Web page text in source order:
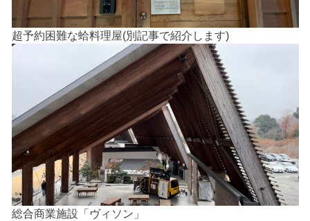
超予約困難な蛤料理屋(別記事で紹介します)
総合商業施設「ヴィソン」